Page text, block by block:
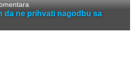
da ne prihvati nagodbu sa